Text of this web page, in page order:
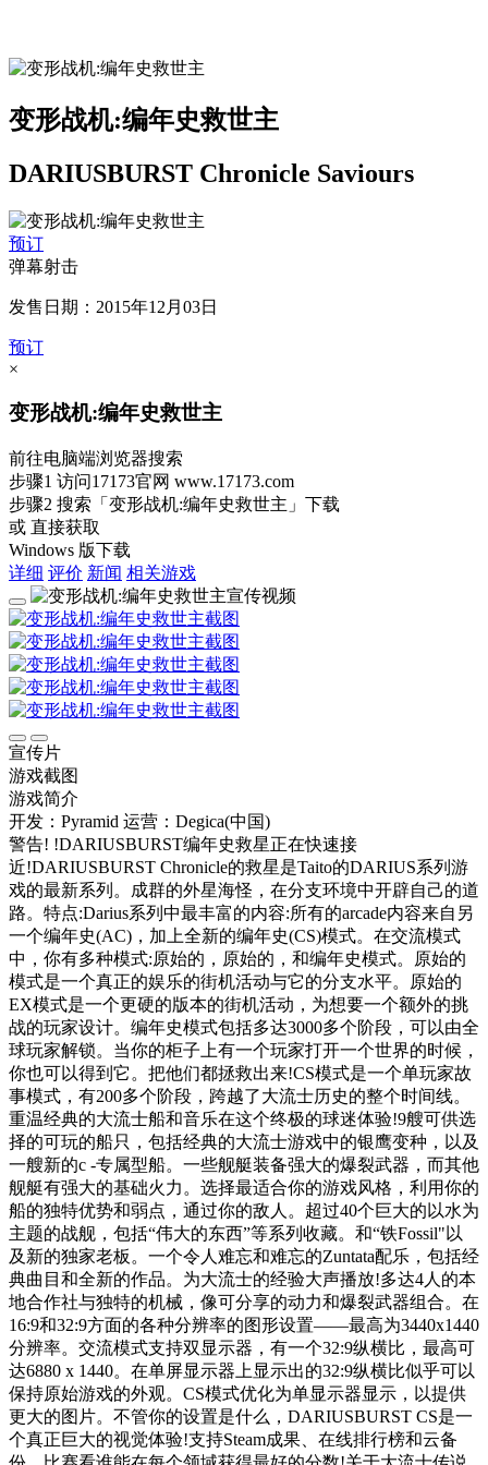
变形战机:编年史救世主
DARIUSBURST Chronicle Saviours
预订
弹幕射击
发售日期：2015年12月03日
预订
×
变形战机:编年史救世主
前往电脑端浏览器搜索
步骤1 访问17173官网 www.17173.com
步骤2 搜索 「变形战机:编年史救世主」 下载
或 直接获取
Windows 版下载
详细 评价 新闻 相关游戏
宣传片
游戏截图
游戏简介
开发：Pyramid 运营：Degica(中国)
警告! !DARIUSBURST编年史救星正在快速接
近!DARIUSBURST Chronicle的救星是Taito的DARIUS系列游
戏的最新系列。成群的外星海怪，在分支环境中开辟自己的道
路。特点:Darius系列中最丰富的内容:所有的arcade内容来自另
一个编年史(AC)，加上全新的编年史(CS)模式。在交流模式
中，你有多种模式:原始的，原始的，和编年史模式。原始的
模式是一个真正的娱乐的街机活动与它的分支水平。原始的
EX模式是一个更硬的版本的街机活动，为想要一个额外的挑
战的玩家设计。编年史模式包括多达3000多个阶段，可以由全
球玩家解锁。当你的柜子上有一个玩家打开一个世界的时候，
你也可以得到它。把他们都拯救出来!CS模式是一个单玩家故
事模式，有200多个阶段，跨越了大流士历史的整个时间线。
重温经典的大流士船和音乐在这个终极的球迷体验!9艘可供选
择的可玩的船只，包括经典的大流士游戏中的银鹰变种，以及
一艘新的c -专属型船。一些舰艇装备强大的爆裂武器，而其他
舰艇有强大的基础火力。选择最适合你的游戏风格，利用你的
船的独特优势和弱点，通过你的敌人。超过40个巨大的以水为
主题的战舰，包括“伟大的东西”等系列收藏。和“铁Fossil"以
及新的独家老板。一个令人难忘和难忘的Zuntata配乐，包括经
典曲目和全新的作品。为大流士的经验大声播放!多达4人的本
地合作社与独特的机械，像可分享的动力和爆裂武器组合。在
16:9和32:9方面的各种分辨率的图形设置——最高为3440x1440
分辨率。交流模式支持双显示器，有一个32:9纵横比，最高可
达6880 x 1440。在单屏显示器上显示出的32:9纵横比似乎可以
保持原始游戏的外观。CS模式优化为单显示器显示，以提供
更大的图片。不管你的设置是什么，DARIUSBURST CS是一
个真正巨大的视觉体验!支持Steam成果、在线排行榜和云备